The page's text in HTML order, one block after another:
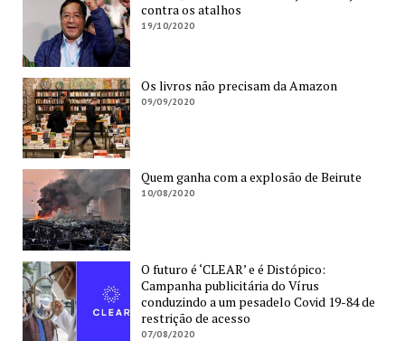
contra os atalhos
19/10/2020
Os livros não precisam da Amazon
09/09/2020
Quem ganha com a explosão de Beirute
10/08/2020
O futuro é ‘CLEAR’ e é Distópico:
Campanha publicitária do Vírus
conduzindo a um pesadelo Covid 19-84 de
restrição de acesso
07/08/2020